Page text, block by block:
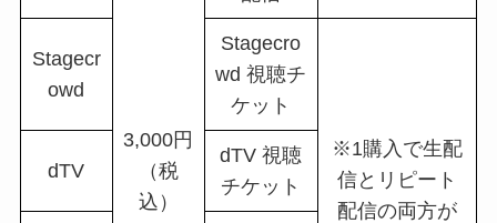
3,000円
（税
込）
Stagecr
owd
Stagecro
wd 視聴チ
ケット
※1購入で生配
信とリピート
配信の両方が
dTV
dTV 視聴
チケット